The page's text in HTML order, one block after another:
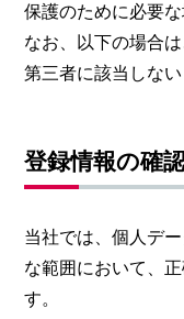
保護のために必要
なお、以下の場合
第三者に該当しない
登録情報の確
当社では、個人デ
な範囲において、
す。